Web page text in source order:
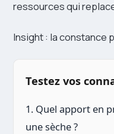
ressources qui
Insight : la constance
Testez vos
1. Quel apport en
une sèche ?